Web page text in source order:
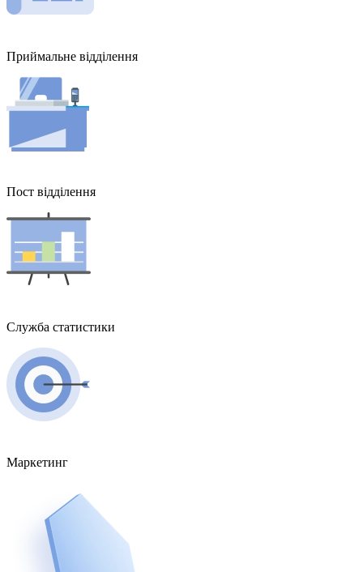
Приймальне відділення
Пост відділення
Служба статистики
Маркетинг